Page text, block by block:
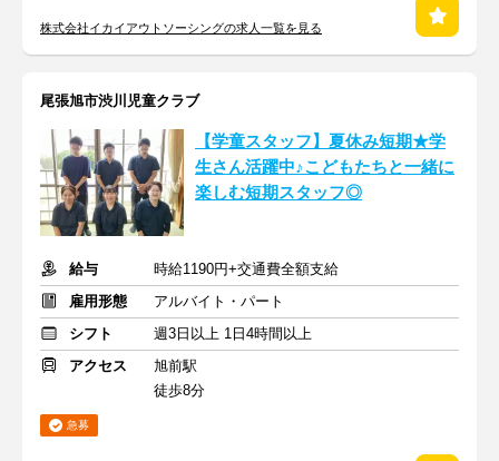
株式会社イカイアウトソーシングの求人一覧を見る
尾張旭市渋川児童クラブ
【学童スタッフ】夏休み短期★学
生さん活躍中♪こどもたちと一緒に
楽しむ短期スタッフ◎
給与
時給1190円+交通費全額支給
雇用形態
アルバイト・パート
シフト
週3日以上 1日4時間以上
アクセス
旭前駅
徒歩8分
急募